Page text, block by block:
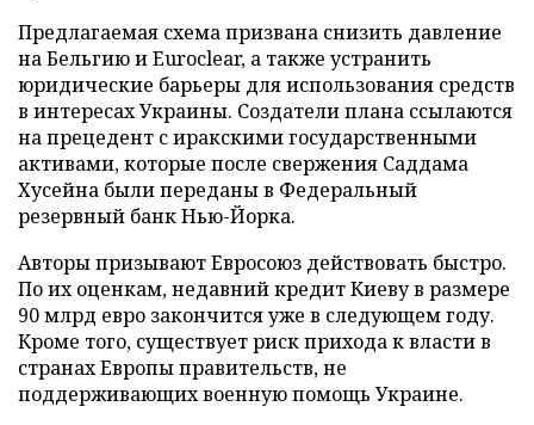
Предлагаемая схема призвана снизить давление
на Бельгию и Euroclear, а также устранить
юридические барьеры для использования средств
в интересах Украины. Создатели плана ссылаются
на прецедент с иракскими государственными
активами, которые после свержения Саддама
Хусейна были переданы в Федеральный
резервный банк Нью-Йорка.
Авторы призывают Евросоюз действовать быстро.
По их оценкам, недавний кредит Киеву в размере
90 млрд евро закончится уже в следующем году.
Кроме того, существует риск прихода к власти в
странах Европы правительств, не
поддерживающих военную помощь Украине.